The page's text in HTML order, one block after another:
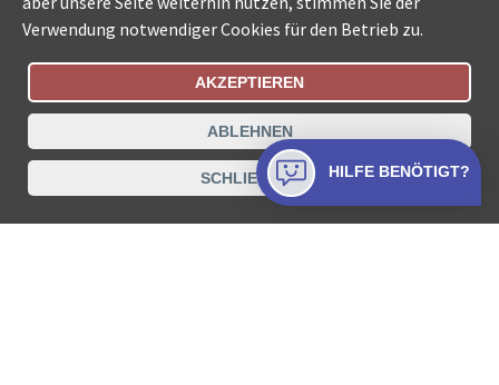
Bestellungsstatus Ämtersuche der Schweiz
Datenschutz Impressum Nutzungsbestimmungen
Kontakt
Verwendung notwendiger Cookies für den Betrieb zu.
AKZEPTIEREN
ABLEHNEN
SCHLIESSEN HILFE BENÖTIGT?